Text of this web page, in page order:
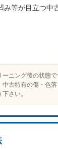
み等が目立つ中
ーニング後の状態
中古特有の傷・色
さい。